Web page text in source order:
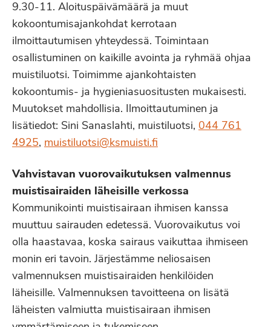
9.30-11. Aloituspäivämäärä ja muut
kokoontumisajankohdat kerrotaan
ilmoittautumisen yhteydessä. Toimintaan
osallistuminen on kaikille avointa ja ryhmää ohjaa
muistiluotsi. Toimimme ajankohtaisten
kokoontumis- ja hygieniasuositusten mukaisesti.
Muutokset mahdollisia. Ilmoittautuminen ja
lisätiedot: Sini Sanaslahti, muistiluotsi, 044 761
4925, muistiluotsi@ksmuisti.fi
Vahvistavan vuorovaikutuksen valmennus
muistisairaiden läheisille verkossa
Kommunikointi muistisairaan ihmisen kanssa
muuttuu sairauden edetessä. Vuorovaikutus voi
olla haastavaa, koska sairaus vaikuttaa ihmiseen
monin eri tavoin. Järjestämme neliosaisen
valmennuksen muistisairaiden henkilöiden
läheisille. Valmennuksen tavoitteena on lisätä
läheisten valmiutta muistisairaan ihmisen